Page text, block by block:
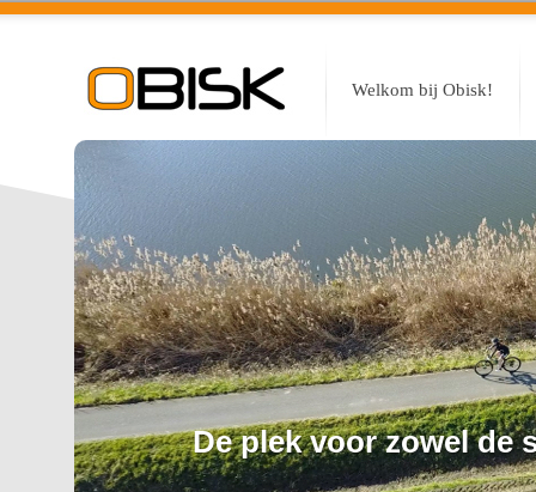
Welkom bij Obisk!
De plek voor zowel de